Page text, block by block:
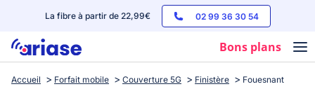
La fibre à partir de 22,99€ 02 99 36 30 54
Bons plans
Box internet
Accueil Forfait mobile Couverture 5G Finistère Fouesnant